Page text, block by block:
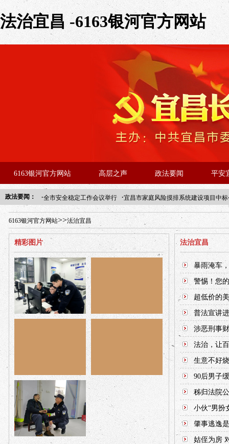
法治宜昌 -6163银河官方网站
6163银河官方网站 高层之声 政法要闻 平安
政法要闻： ·全市安全稳定工作会议举行 ·宜昌市家庭风险摸排系统建设项目中
年“招才兴业”事业单位人才引进·北京站人民大学入校工作提醒
6163银河官方网站>>法治宜昌
精彩图片 法治宜昌
暴雨淹车
警惕！您
超低价的
普法宣讲
涉恶刑事
法治，让
生意不好
90后男子
秭归法院
小伙“男扮
肇事逃逸
姑侄为房